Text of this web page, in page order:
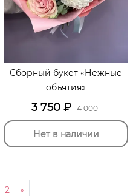
Сборный букет «Нежные
объятия»
3 750₽ 4 000
Нет в наличии
2 »